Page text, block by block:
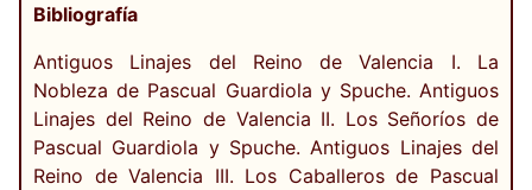
Bibliografía
Antiguos Linajes del Reino de Valencia I. La
Nobleza de Pascual Guardiola y Spuche. Antiguos
Linajes del Reino de Valencia II. Los Señoríos de
Pascual Guardiola y Spuche. Antiguos Linajes del
Reino de Valencia III. Los Caballeros de Pascual